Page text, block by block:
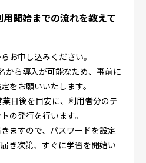
開始までの流れを教えて
お申し込みください。
から導入が可能なため、事前に
をお願いいたします。
日後を目安に、利用者分のテ
の発行を行います。
ますので、パスワードを設定
き次第、すぐに学習を開始い